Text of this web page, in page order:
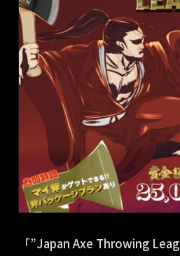
「”Japan Axe Throwing